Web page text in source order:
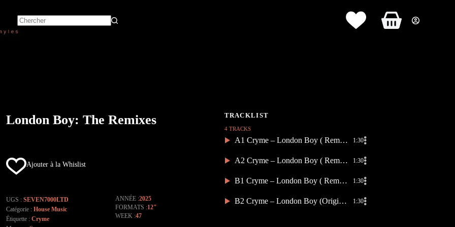
Panier
London Boy: The Remixes
Ajouter à la Whislist
UGS : SEVEN7000LTD
Catégorie : House Music
Étiquette : Cryme
ANNÉE 2025
FORMATS 12"
WEEK 47
4 TRACKS
A1 Cryme – London Boy ( Remix Mcr-T ) 1:30
A2 Cryme – London Boy ( Remix Roza Terenzi ) 1:30
B1 Cryme – London Boy ( Remix Jakojako ) 1:30
B2 Cryme – London Boy (Original Mix Remastered) 1:30